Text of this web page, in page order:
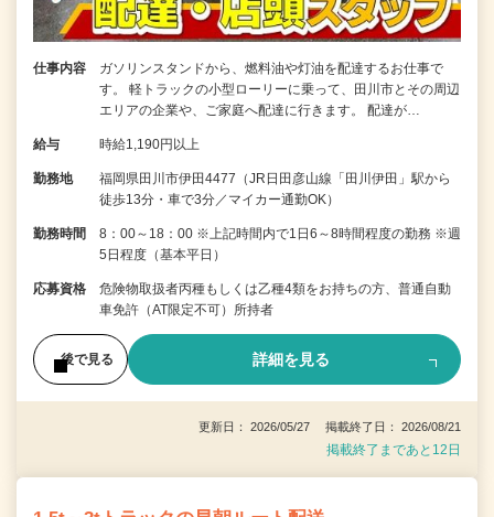
仕事内容
ガソリンスタンドから、燃料油や灯油を配達するお仕事で
す。 軽トラックの小型ローリーに乗って、田川市とその周辺
エリアの企業や、ご家庭へ配達に行きます。 配達が…
給与 時給1,190円以上
勤務地
福岡県田川市伊田4477（JR日田彦山線「田川伊田」駅から
徒歩13分・車で3分／マイカー通勤OK）
勤務時間
8：00～18：00 ※上記時間内で1日6～8時間程度の勤務 ※週
5日程度（基本平日）
応募資格
危険物取扱者丙種もしくは乙種4類をお持ちの方、普通自動
車免許（AT限定不可）所持者
後で見る 詳細を見る
更新日： 2026/05/27 掲載終了日： 2026/08/21
掲載終了まであと12日